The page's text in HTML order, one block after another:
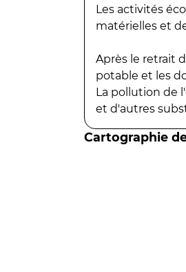
Les activités
matérielles et
Après le retrait
potable et les
La pollution de
et d'autres
Cartographie